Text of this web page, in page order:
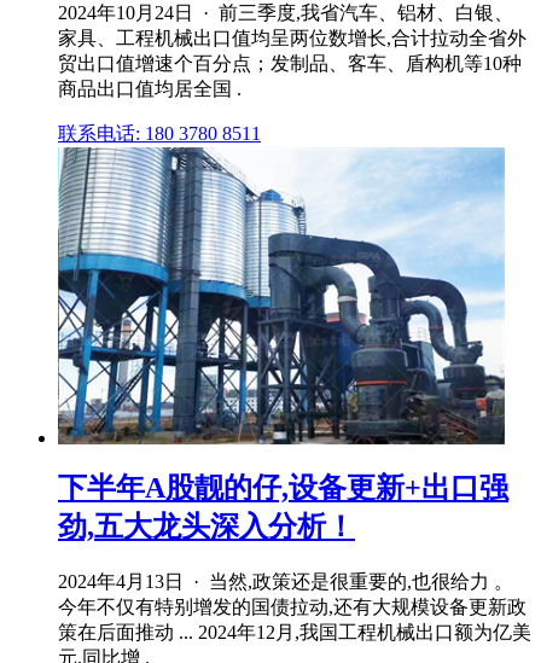
2024年10月24日 · 前三季度,我省汽车、铝材、白银、
家具、工程机械出口值均呈两位数增长,合计拉动全省外
贸出口值增速个百分点；发制品、客车、盾构机等10种
商品出口值均居全国 .
联系电话: 180 3780 8511
下半年A股靓的仔,设备更新+出口强
劲,五大龙头深入分析！
2024年4月13日 · 当然,政策还是很重要的,也很给力 。
今年不仅有特别增发的国债拉动,还有大规模设备更新政
策在后面推动 ... 2024年12月,我国工程机械出口额为亿美
元,同比增 .